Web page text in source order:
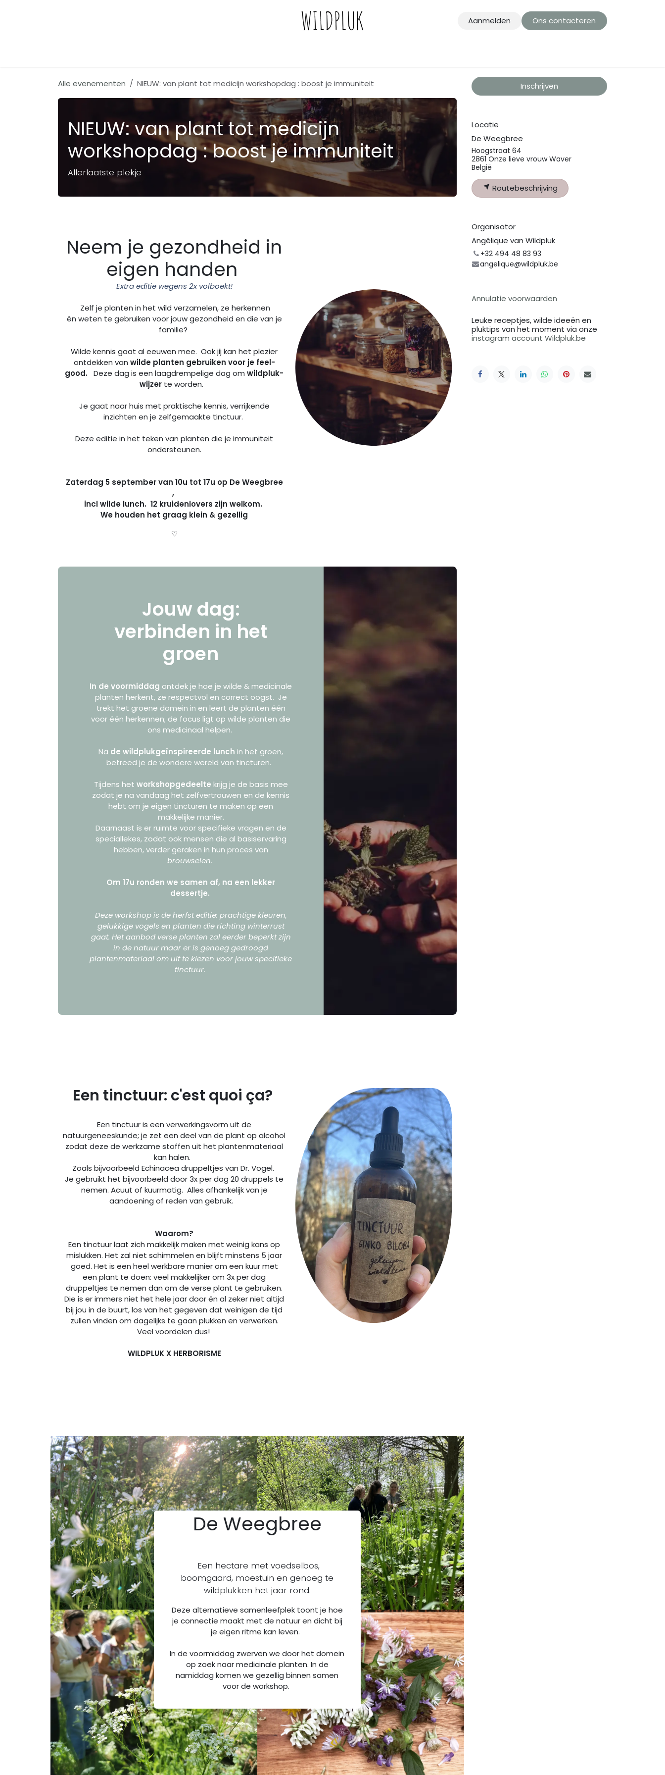
Aanmelden
Ons contacteren
Alle evenementen NIEUW: van plant tot medicijn workshopdag : boost je immuniteit
NIEUW: van plant tot medicijn
workshopdag : boost je immuniteit
Allerlaatste plekje
Neem je gezondheid in
eigen handen
Extra editie wegens 2x volboekt!
Zelf je planten in het wild verzamelen, ze herkennen
én weten te gebruiken voor jouw gezondheid en die van je
familie?
Wilde kennis gaat al eeuwen mee. Ook jij kan het plezier
ontdekken van wilde planten gebruiken voor je feel-
good. Deze dag is een laagdrempelige dag omwildpluk-
wijzerte worden.
Je gaat naar huis met praktische kennis, verrijkende
inzichten en je zelfgemaakte tinctuur.
Deze editie in het teken van planten die je immuniteit
ondersteunen.
Zaterdag 5 september van 10u tot 17u op De Weegbree
,
incl wilde lunch. 12 kruidenlovers zijn welkom.
We houden het graag klein & gezellig
♡
Jouw dag:
verbinden in het
groen
In de voormiddag ontdek je hoe je wilde & medicinale
planten herkent, ze respectvol en correct oogst. Je
trekt het groene domein in en leert de planten één
voor één herkennen; de focus ligt op wilde planten die
ons medicinaal helpen.
Na de wildplukgeïnspireerde lunch in het groen,
betreed je de wondere wereld van tincturen.
Tijdens het workshopgedeelte krijg je de basis mee
zodat je na vandaag het zelfvertrouwen en de kennis
hebt om je eigen tincturen te maken op een
makkelijke manier.
Daarnaast is er ruimte voor specifieke vragen en de
speciallekes, zodat ook mensen die al basiservaring
hebben, verder geraken in hun proces van
brouwselen.
Om 17u ronden we samen af, na een lekker
dessertje.
Deze workshop is de herfst editie: prachtige kleuren,
gelukkige vogels en planten die richting winterrust
gaat. Het aanbod verse planten zal eerder beperkt zijn
in de natuur maar er is genoeg gedroogd
plantenmateriaal om uit te kiezen voor jouw specifieke
tinctuur.
Een tinctuur: c'est quoi ça?
Een tinctuur is een verwerkingsvorm uit de
natuurgeneeskunde; je zet een deel van de plant op alcohol
zodat deze de werkzame stoffen uit het plantenmateriaal
kan halen.
Zoals bijvoorbeeld Echinacea druppeltjes van Dr. Vogel.
Je gebruikt het bijvoorbeeld door 3x per dag 20 druppels te
nemen. Acuut of kuurmatig. Alles afhankelijk van je
aandoening of reden van gebruik.
Waarom?
Een tinctuur laat zich makkelijk maken met weinig kans op
mislukken. Het zal niet schimmelen en blijft minstens 5 jaar
goed. Het is een heel werkbare manier om een kuur met
een plant te doen: veel makkelijker om 3x per dag
druppeltjes te nemen dan om de verse plant te gebruiken.
Die is er immers niet het hele jaar door én al zeker niet altijd
bij jou in de buurt, los van het gegeven dat weinigen de tijd
zullen vinden om dagelijks te gaan plukken en verwerken.
Veel voordelen dus!
WILDPLUK X HERBORISME
De Weegbree
Een hectare met voedselbos,
boomgaard, moestuin en genoeg te
wildplukken het jaar rond.
Deze alternatieve samenleefplek toont je hoe
je connectie maakt met de natuur en dicht bij
je eigen ritme kan leven.
In de voormiddag zwerven we door het domein
op zoek naar medicinale planten. In de
namiddag komen we gezellig binnen samen
voor de workshop.
Inschrijven
Locatie
De Weegbree
Hoogstraat 64
2861 Onze lieve vrouw Waver
België
Routebeschrijving
Organisator
Angélique van Wildpluk
+32 494 48 83 93
angelique@wildpluk.be
Annulatie voorwaarden
Leuke receptjes, wilde ideeën en
pluktips van het moment via onze
instagram account Wildpluk.be